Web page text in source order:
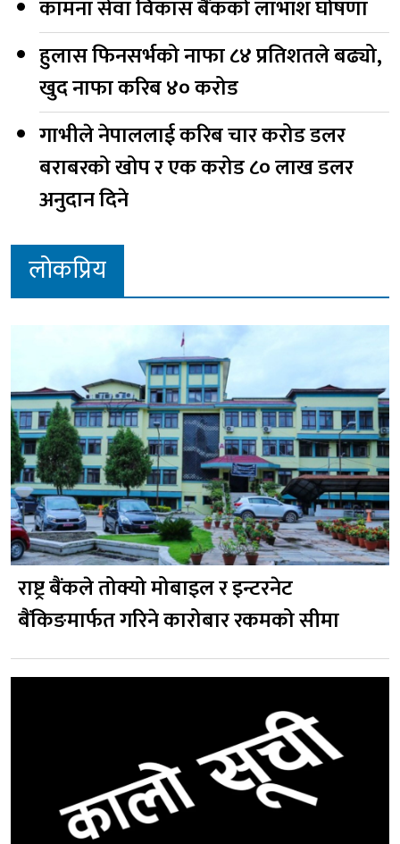
कामना सेवा विकास बैंकको लाभांश घोषणा
हुलास फिनसर्भको नाफा ८४ प्रतिशतले बढ्यो,
खुद नाफा करिब ४० करोड
गाभीले नेपाललाई करिब चार करोड डलर
बराबरको खोप र एक करोड ८० लाख डलर
अनुदान दिने
लोकप्रिय
राष्ट्र बैंकले तोक्यो मोबाइल र इन्टरनेट
बैंकिङमार्फत गरिने कारोबार रकमको सीमा